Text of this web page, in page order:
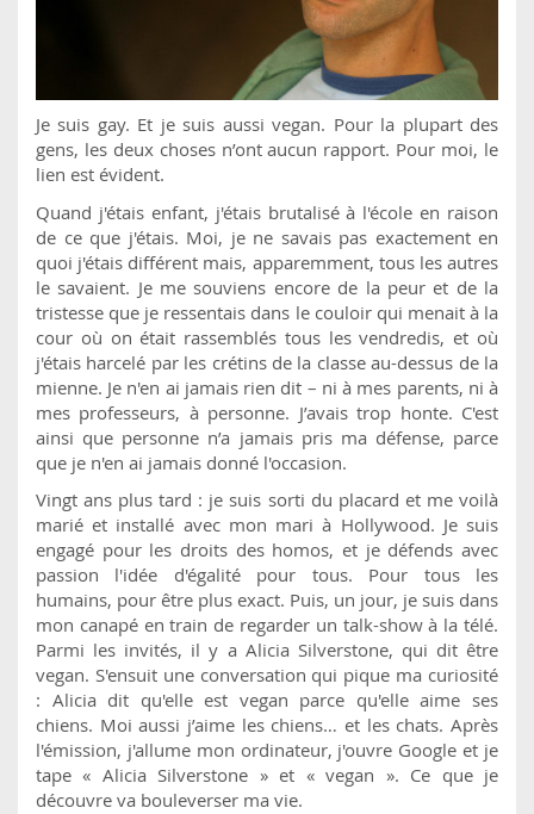
Je suis gay. Et je suis aussi vegan. Pour la plupart des
gens, les deux choses n’ont aucun rapport. Pour moi, le
lien est évident.
Quand j'étais enfant, j'étais brutalisé à l'école en raison
de ce que j'étais. Moi, je ne savais pas exactement en
quoi j'étais différent mais, apparemment, tous les autres
le savaient. Je me souviens encore de la peur et de la
tristesse que je ressentais dans le couloir qui menait à la
cour où on était rassemblés tous les vendredis, et où
j'étais harcelé par les crétins de la classe au-dessus de la
mienne. Je n'en ai jamais rien dit – ni à mes parents, ni à
mes professeurs, à personne. J’avais trop honte. C'est
ainsi que personne n’a jamais pris ma défense, parce
que je n'en ai jamais donné l'occasion.
Vingt ans plus tard : je suis sorti du placard et me voilà
marié et installé avec mon mari à Hollywood. Je suis
engagé pour les droits des homos, et je défends avec
passion l'idée d'égalité pour tous. Pour tous les
humains, pour être plus exact. Puis, un jour, je suis dans
mon canapé en train de regarder un talk-show à la télé.
Parmi les invités, il y a Alicia Silverstone, qui dit être
vegan. S'ensuit une conversation qui pique ma curiosité
: Alicia dit qu'elle est vegan parce qu'elle aime ses
chiens. Moi aussi j’aime les chiens… et les chats. Après
l'émission, j'allume mon ordinateur, j'ouvre Google et je
tape « Alicia Silverstone » et « vegan ». Ce que je
découvre va bouleverser ma vie.